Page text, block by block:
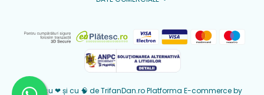
Creat cu ❤ și cu 🧠 de TrifanDan.roPlatforma E-commerce by